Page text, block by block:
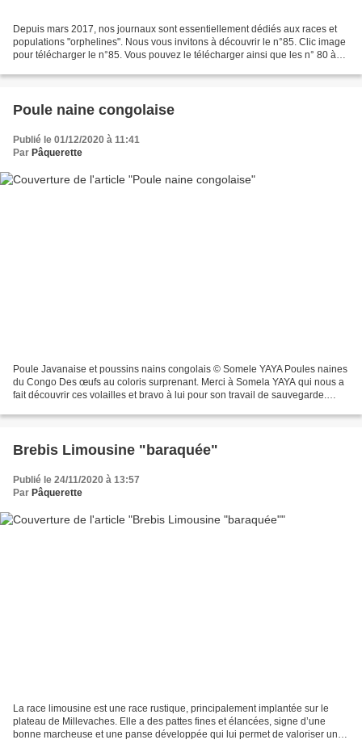
Depuis mars 2017, nos journaux sont essentiellement dédiés aux races et
populations "orphelines". Nous vous invitons à découvrir le n°85. Clic image
pour télécharger le n°85. Vous pouvez le télécharger ainsi que les n° 80 à
Poule naine congolaise
Publié le 01/12/2020 à 11:41
Par Pâquerette
Poule Javanaise et poussins nains congolais © Somele YAYA Poules naines
du Congo Des œufs au coloris surprenant. Merci à Somela YAYA qui nous a
fait découvrir ces volailles et bravo à lui pour son travail de sauvegarde.
Brebis Limousine "baraquée"
Publié le 24/11/2020 à 13:57
Par Pâquerette
La race limousine est une race rustique, principalement implantée sur le
plateau de Millevaches. Elle a des pattes fines et élancées, signe d’une
bonne marcheuse et une panse développée qui lui permet de valoriser un